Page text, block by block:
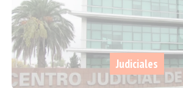
Judiciales